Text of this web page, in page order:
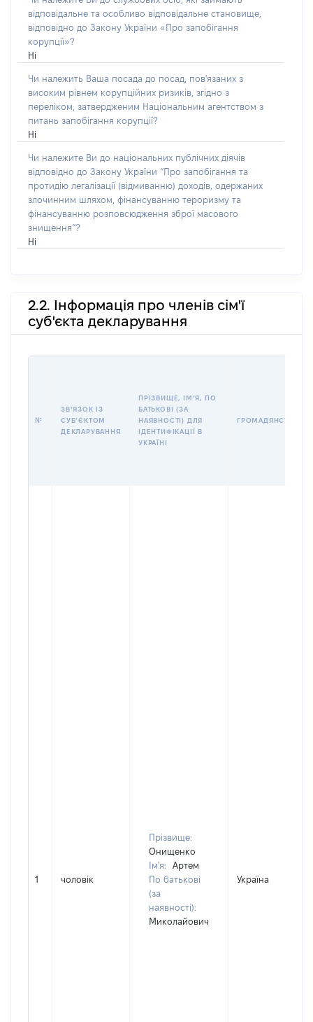
відповідальне та особливо відповідальне становище,
відповідно до Закону України «Про запобігання
корупції»?
Ні
Чи належить Ваша посада до посад, пов'язаних з
високим рівнем корупційних ризиків, згідно з
переліком, затвердженим Національним агентством з
питань запобігання корупції?
Ні
Чи належите Ви до національних публічних діячів
відповідно до Закону України “Про запобігання та
протидію легалізації (відмиванню) доходів, одержаних
злочинним шляхом, фінансуванню тероризму та
фінансуванню розповсюдження зброї масового
знищення”?
Ні
2.2. Інформація про членів сім'ї
суб'єкта декларування
№
ЗВʼЯЗОК ІЗ
СУБʼЄКТОМ
ДЕКЛАРУВАННЯ
ПРІЗВИЩЕ, ІМʼЯ, ПО
БАТЬКОВІ (ЗА
НАЯВНОСТІ) ДЛЯ
ІДЕНТИФІКАЦІЇ В
УКРАЇНІ
ГРОМАДЯНСТВО
1 чоловік
Прізвище:
Онищенко
Ім'я:
Артем
По батькові
(за
наявності):
Миколайович
Україна